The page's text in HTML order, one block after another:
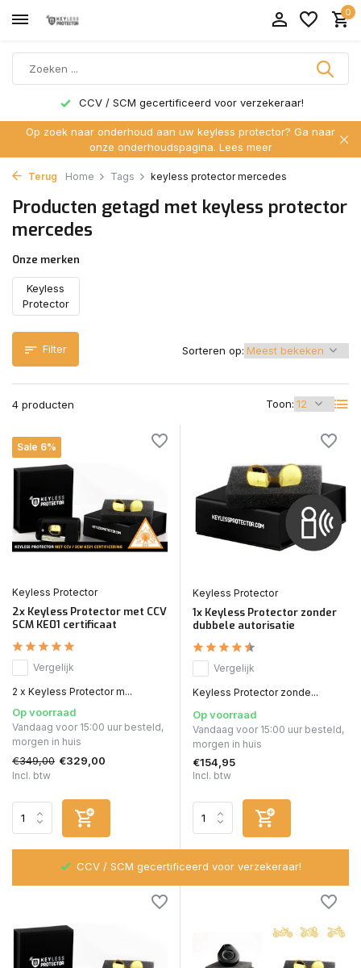
0
CCV / SCM gecertificeerd voor verzekeraar!
Op zoek naar onderhoud aan uw keyless protector? Ga naar
onze onderhoudspagina. Lees meer
Terug Home Tags keyless protector mercedes
Producten getagd met keyless protector
mercedes
Onze merken
Keyless
Protector
Filter
4 producten Toon:
Sorteren op:
Sale 6%
Keyless Protector
2x Keyless Protector met CCV
SCM KE01 certificaat
Vergelijk
2 x Keyless Protector m...
Op voorraad
Vandaag voor 15:00 uur besteld,
morgen in huis
€349,00 €329,00
Incl. btw
Keyless Protector
1x Keyless Protector zonder
dubbele autorisatie
Vergelijk
Keyless Protector zonde...
Op voorraad
Vandaag voor 15:00 uur besteld,
morgen in huis
€154,95
Incl. btw
CCV / SCM gecertificeerd voor verzekeraar!